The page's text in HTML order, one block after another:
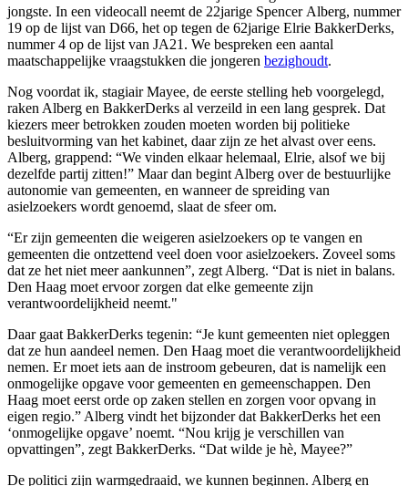
jongste. In een videocall neemt de 22jarige Spencer Alberg, nummer
19 op de lijst van D66, het op tegen de 62jarige Elrie BakkerDerks,
nummer 4 op de lijst van JA21. We bespreken een aantal
maatschappelijke vraagstukken die jongeren bezighoudt.
Nog voordat ik, stagiair Mayee, de eerste stelling heb voorgelegd,
raken Alberg en BakkerDerks al verzeild in een lang gesprek. Dat
kiezers meer betrokken zouden moeten worden bij politieke
besluitvorming van het kabinet, daar zijn ze het alvast over eens.
Alberg, grappend: “We vinden elkaar helemaal, Elrie, alsof we bij
dezelfde partij zitten!” Maar dan begint Alberg over de bestuurlijke
autonomie van gemeenten, en wanneer de spreiding van
asielzoekers wordt genoemd, slaat de sfeer om.
“Er zijn gemeenten die weigeren asielzoekers op te vangen en
gemeenten die ontzettend veel doen voor asielzoekers. Zoveel soms
dat ze het niet meer aankunnen”, zegt Alberg. “Dat is niet in balans.
Den Haag moet ervoor zorgen dat elke gemeente zijn
verantwoordelijkheid neemt."
Daar gaat BakkerDerks tegenin: “Je kunt gemeenten niet opleggen
dat ze hun aandeel nemen. Den Haag moet die verantwoordelijkheid
nemen. Er moet iets aan de instroom gebeuren, dat is namelijk een
onmogelijke opgave voor gemeenten en gemeenschappen. Den
Haag moet eerst orde op zaken stellen en zorgen voor opvang in
eigen regio.” Alberg vindt het bijzonder dat BakkerDerks het een
‘onmogelijke opgave’ noemt. “Nou krijg je verschillen van
opvattingen”, zegt BakkerDerks. “Dat wilde je hè, Mayee?”
De politici zijn warmgedraaid, we kunnen beginnen. Alberg en